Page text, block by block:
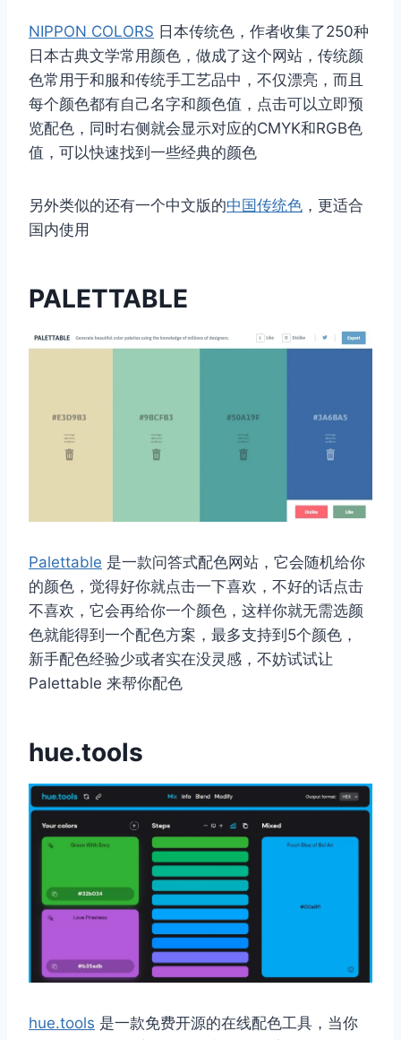
NIPPON COLORS 日本传统色，作者收集了250种
日本古典文学常用颜色，做成了这个网站，传统颜
色常用于和服和传统手工艺品中，不仅漂亮，而且
每个颜色都有自己名字和颜色值，点击可以立即预
览配色，同时右侧就会显示对应的CMYK和RGB色
值，可以快速找到一些经典的颜色
另外类似的还有一个中文版的中国传统色 ，更适合
国内使用
PALETTABLE
Palettable 是一款问答式配色网站，它会随机给你
的颜色，觉得好你就点击一下喜欢，不好的话点击
不喜欢，它会再给你一个颜色，这样你就无需选颜
色就能得到一个配色方案，最多支持到5个颜色，
新手配色经验少或者实在没灵感，不妨试试让
Palettable 来帮你配色
hue.tools
hue.tools 是一款免费开源的在线配色工具，当你